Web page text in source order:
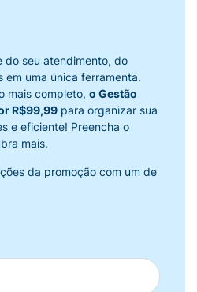
do seu atendimento, do
em uma única ferramenta.
mais completo, o Gestão
R$99,99 para organizar sua
e eficiente! Preencha o
mais.
da promoção com um de